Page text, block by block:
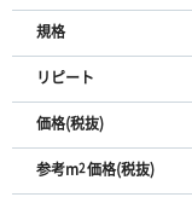
規格
リピート
価格(税抜)
参考m2価格(税抜)